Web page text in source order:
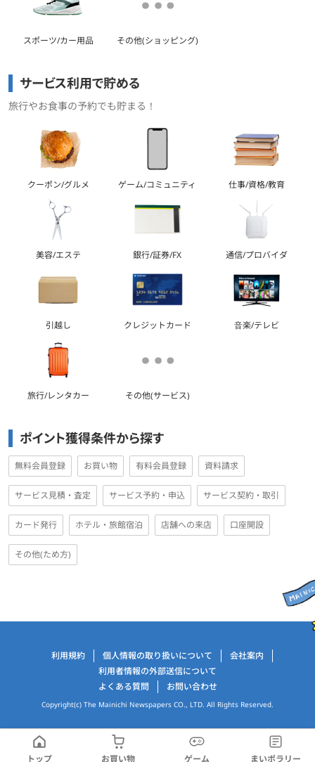
トップ お買い物 ゲーム まいポラリー
スポーツ/カー用品 その他(ショッピング)
サービス利用で貯める
旅行やお食事の予約でも貯まる！
クーポン/グルメ ゲーム/コミュニティ 仕事/資格/教育
美容/エステ 銀行/証券/FX 通信/プロバイダ
引越し クレジットカード 音楽/テレビ
旅行/レンタカー その他(サービス)
ポイント獲得条件から探す
無料会員登録 お買い物 有料会員登録 資料請求
サービス見積・査定 サービス予約・申込 サービス契約・取引
カード発行 ホテル・旅館宿泊 店舗への来店 口座開設
その他(ため方)
運営会社情報利用規約 個人情報の取り扱いについて
会社案内
利用者情報の外部送信について
よくある質問
お問い合わせ
Copyright(c) The Mainichi Newspapers CO., LTD. All Rights Reserved.